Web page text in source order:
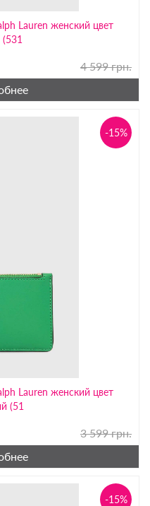
Lauren женский цвет
(531
4 599 грн.
Lauren женский цвет
(51
-15%
3 599 грн.
-15%